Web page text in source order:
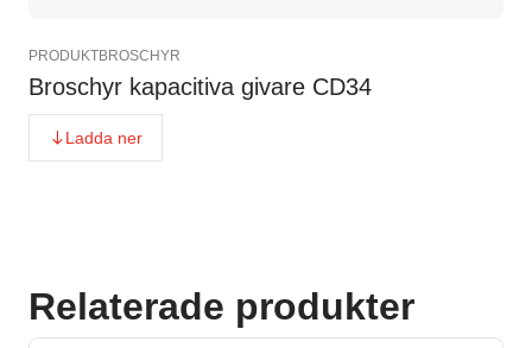
PRODUKTBROSCHYR
Broschyr kapacitiva givare CD34
Ladda ner
Relaterade produkter